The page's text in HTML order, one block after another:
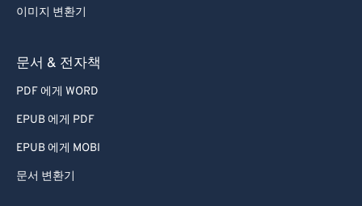
이미지 변환기
문서 & 전자책
PDF 에게 WORD
EPUB 에게 PDF
EPUB 에게 MOBI
문서 변환기